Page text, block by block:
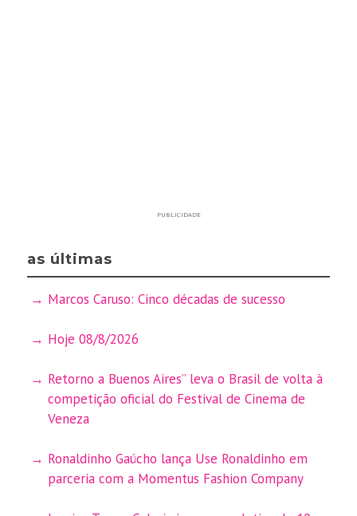
PUBLICIDADE
as últimas
Marcos Caruso: Cinco décadas de sucesso
Hoje 08/8/2026
Retorno a Buenos Aires” leva o Brasil de volta à
competição oficial do Festival de Cinema de
Veneza
Ronaldinho Gaúcho lança Use Ronaldinho em
parceria com a Momentus Fashion Company